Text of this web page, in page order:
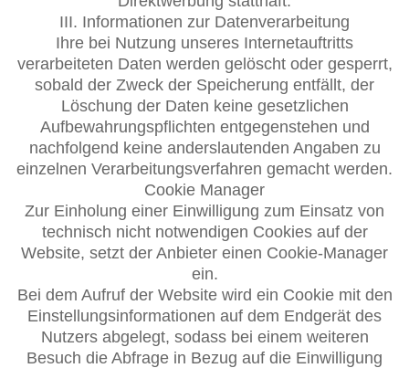
III. Informationen zur Datenverarbeitung
Ihre bei Nutzung unseres Internetauftritts
verarbeiteten Daten werden gelöscht oder gesperrt,
sobald der Zweck der Speicherung entfällt, der
Löschung der Daten keine gesetzlichen
Aufbewahrungspflichten entgegenstehen und
nachfolgend keine anderslautenden Angaben zu
einzelnen Verarbeitungsverfahren gemacht werden.
Cookie Manager
Zur Einholung einer Einwilligung zum Einsatz von
technisch nicht notwendigen Cookies auf der
Website, setzt der Anbieter einen Cookie-Manager
ein.
Bei dem Aufruf der Website wird ein Cookie mit den
Einstellungsinformationen auf dem Endgerät des
Nutzers abgelegt, sodass bei einem weiteren
Besuch die Abfrage in Bezug auf die Einwilligung